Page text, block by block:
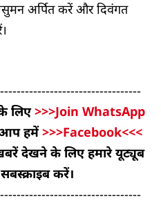
अर्पित करें और दिवंगत
लिए>>>Join WhatsApp
हमें>>>Facebook<<<
देखने के लिए हमारे यूट्यूब
करें।